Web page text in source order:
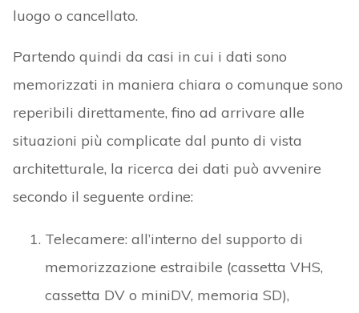
luogo o cancellato.
Partendo quindi da casi in cui i dati sono
memorizzati in maniera chiara o comunque sono
reperibili direttamente, fino ad arrivare alle
situazioni più complicate dal punto di vista
architetturale, la ricerca dei dati può avvenire
secondo il seguente ordine:
Telecamere: all’interno del supporto di
memorizzazione estraibile (cassetta VHS,
cassetta DV o miniDV, memoria SD),